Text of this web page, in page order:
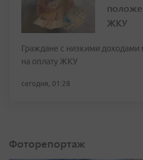
ЖКУ
Граждане с низкими
на оплату ЖКУ
сегодня, 01:28
Фоторепортаж